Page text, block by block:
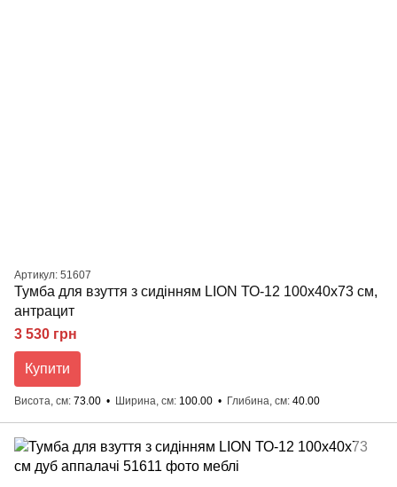
Артикул: 51607
Тумба для взуття з сидінням LION ТО-12 100x40x73 см,
антрацит
3 530 грн
Купити
Висота, см 73.00 Ширина, см 100.00 Глибина, см 40.00